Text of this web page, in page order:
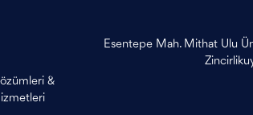
&
Esentepe Mah. Mithat Ulu